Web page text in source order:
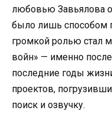
любовью Завьялова
было лишь способом
громкой ролью стал
войн» — именно после
последние годы
проектов,
поиск и озвучку.